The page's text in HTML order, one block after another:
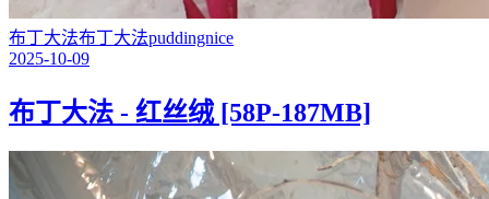
布丁大法布丁大法puddingnice
2025-10-09
布丁大法 - 红丝绒 [58P-187MB]